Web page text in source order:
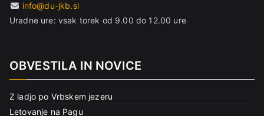
info@du-jkb.si
Uradne ure: vsak torek od 9.00 do 12.00 ure
OBVESTILA IN NOVICE
Z ladjo po Vrbskem jezeru
Letovanje na Pagu